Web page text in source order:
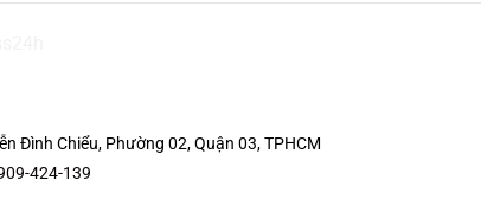
Đình Chiểu, Phường 02, Quận 03, TPHCM
424-139